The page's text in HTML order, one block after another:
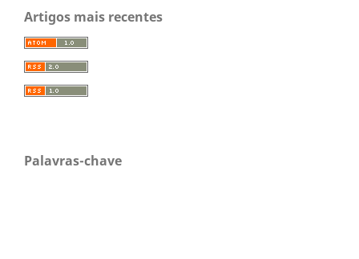
Artigos mais recentes
Palavras-chave